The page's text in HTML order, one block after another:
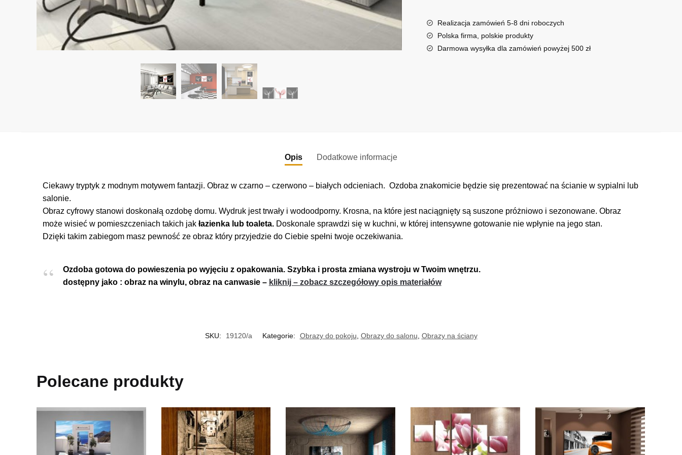
a
t
i
Realizacja zamówień 5-8 dni roboczych
Polska firma, polskie produkty
Darmowa wysyłka dla zamówień powyżej 500 zł
Opis Dodatkowe informacje
Ciekawy tryptyk z modnym motywem fantazji. Obraz w czarno – czerwono – białych odcieniach. Ozdoba znakomicie będzie się prezentować na ścianie w sypialni lub
salonie.
Obraz cyfrowy stanowi doskonałą ozdobę domu. Wydruk jest trwały i wodoodporny. Krosna, na które jest naciągnięty są suszone próżniowo i sezonowane. Obraz
może wisieć w pomieszczeniach takich jakłazienka lub toaleta.Doskonale sprawdzi się w kuchni, w której intensywne gotowanie nie wpłynie na jego stan.
Dzięki takim zabiegom masz pewność ze obraz który przyjedzie do Ciebie spełni twoje oczekiwania.
Ozdoba gotowa do powieszenia po wyjęciu z opakowania. Szybka i prosta zmiana wystroju w Twoim wnętrzu.
dostępny jako : obraz na winylu, obraz na canwasie – kliknij – zobacz szczegółowy opis materiałów
SKU: 19120/a Kategorie: Obrazy do pokoju Obrazy do salonu Obrazy na ściany
Polecane produkty